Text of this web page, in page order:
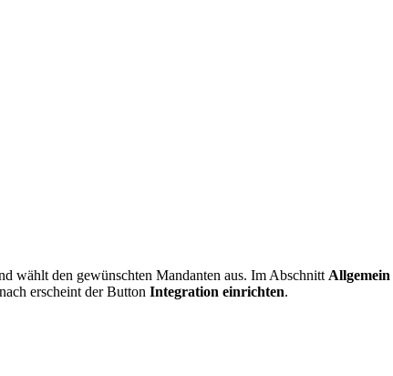
wählt den gewünschten Mandanten aus. Im Abschnitt Allgemein
erscheint der Button Integration einrichten.